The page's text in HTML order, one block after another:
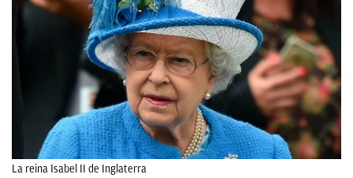
La reina Isabel II de Inglaterra